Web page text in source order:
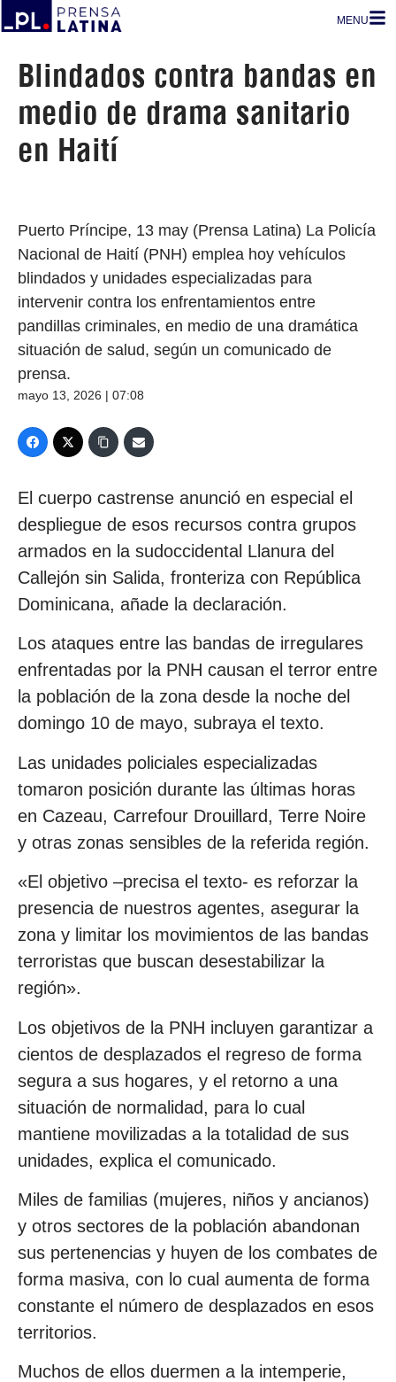
MENU
Blindados contra bandas en
medio de drama sanitario
en Haití
Puerto Príncipe, 13 may (Prensa Latina) La Policía
Nacional de Haití (PNH) emplea hoy vehículos
blindados y unidades especializadas para
intervenir contra los enfrentamientos entre
pandillas criminales, en medio de una dramática
situación de salud, según un comunicado de
prensa.
mayo 13, 2026 | 07:08
El cuerpo castrense anunció en especial el
despliegue de esos recursos contra grupos
armados en la sudoccidental Llanura del
Callejón sin Salida, fronteriza con República
Dominicana, añade la declaración.
Los ataques entre las bandas de irregulares
enfrentadas por la PNH causan el terror entre
la población de la zona desde la noche del
domingo 10 de mayo, subraya el texto.
Las unidades policiales especializadas
tomaron posición durante las últimas horas
en Cazeau, Carrefour Drouillard, Terre Noire
y otras zonas sensibles de la referida región.
«El objetivo –precisa el texto- es reforzar la
presencia de nuestros agentes, asegurar la
zona y limitar los movimientos de las bandas
terroristas que buscan desestabilizar la
región».
Los objetivos de la PNH incluyen garantizar a
cientos de desplazados el regreso de forma
segura a sus hogares, y el retorno a una
situación de normalidad, para lo cual
mantiene movilizadas a la totalidad de sus
unidades, explica el comunicado.
Miles de familias (mujeres, niños y ancianos)
y otros sectores de la población abandonan
sus pertenencias y huyen de los combates de
forma masiva, con lo cual aumenta de forma
constante el número de desplazados en esos
territorios.
Muchos de ellos duermen a la intemperie,